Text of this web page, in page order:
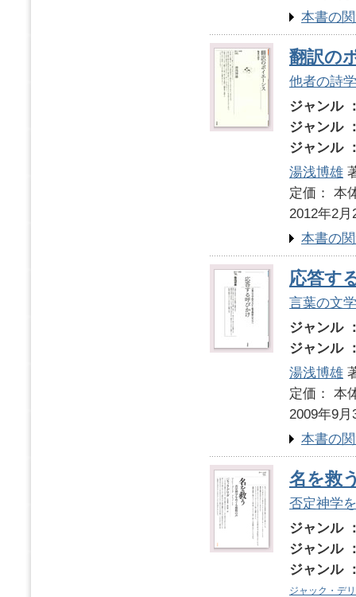
本書の
翻訳の
他者の詩学
ジャンル
ジャンル
ジャンル
湯浅博雄
定価：
2012年2月
本書の
応答す
言葉の文
ジャンル
ジャンル
湯浅博雄
定価：
2009年9月
本書の
名を救
否定神学
ジャンル
ジャンル
ジャンル
ジャック・デ